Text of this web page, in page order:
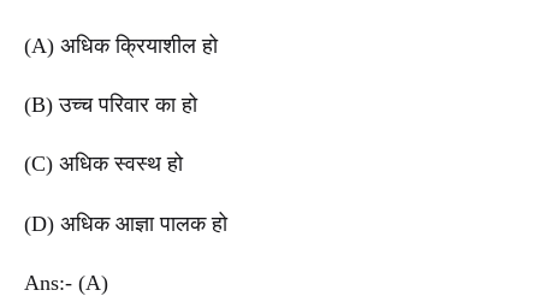
(A) अधिक क्रियाशील हो
(B) उच्च परिवार का हो
(C) अधिक स्वस्थ हो
(D) अधिक आज्ञा पालक हो
Ans:- (A)